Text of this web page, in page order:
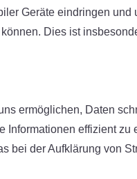
Geräte eindringen und
Dies ist
ermöglichen, Daten
effizient zu
bei der Aufklärung von